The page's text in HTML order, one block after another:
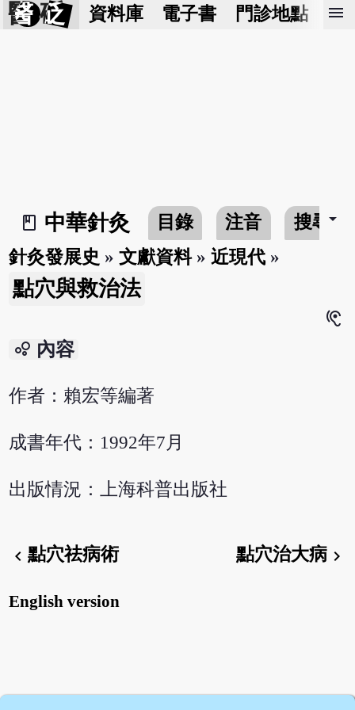
醫 砭 資料庫 電子書 門診地點 預
menu
book_2
中華針灸 目錄 注音 搜尋arrow_drop_down
針灸發展史 »文獻資料»近現代 »
點穴與救治法
hearing
bubble_chart 內容
作者：賴宏等編著
成書年代：1992年7月
出版情況：上海科普出版社
chevron_left點穴祛病術 點穴治大病chevron_right
English version